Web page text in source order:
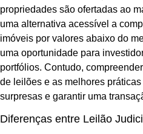
propriedades são ofertadas ao
uma alternativa acessível a
imóveis por valores abaixo do
uma oportunidade para
portfólios. Contudo,
de leilões e as melhores
surpresas e garantir uma
Diferenças entre Leilão